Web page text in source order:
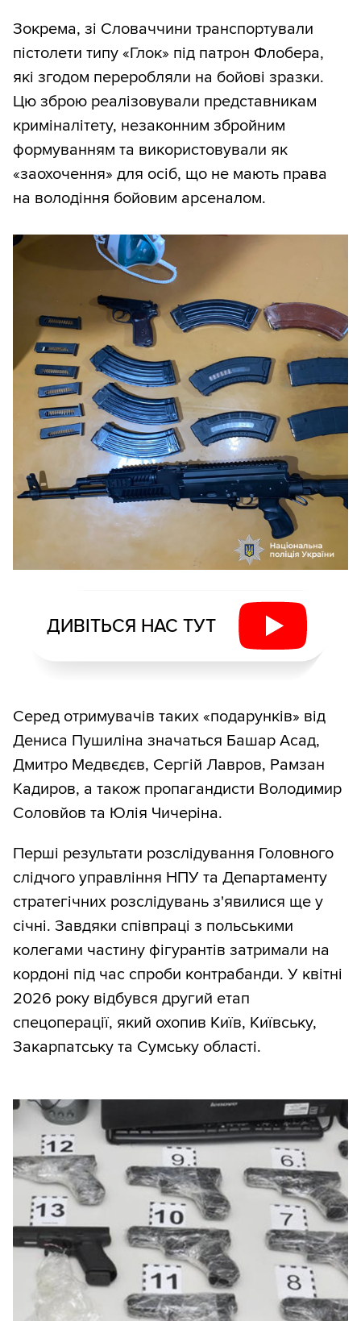
Зокрема, зі Словаччини транспортували
пістолети типу «Глок» під патрон Флобера,
які згодом переробляли на бойові зразки.
Цю зброю реалізовували представникам
криміналітету, незаконним збройним
формуванням та використовували як
«заохочення» для осіб, що не мають права
на володіння бойовим арсеналом.
ДИВІТЬСЯ НАС ТУТ
Серед отримувачів таких «подарунків» від
Дениса Пушиліна значаться Башар Асад,
Дмитро Медвєдєв, Сергій Лавров, Рамзан
Кадиров, а також пропагандисти Володимир
Соловйов та Юлія Чичеріна.
Перші результати розслідування Головного
слідчого управління НПУ та Департаменту
стратегічних розслідувань з'явилися ще у
січні. Завдяки співпраці з польськими
колегами частину фігурантів затримали на
кордоні під час спроби контрабанди. У квітні
2026 року відбувся другий етап
спецоперації, який охопив Київ, Київську,
Закарпатську та Сумську області.